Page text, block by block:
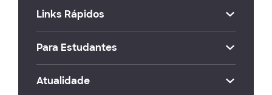
Links Rápidos
Para Estudantes
Atualidade